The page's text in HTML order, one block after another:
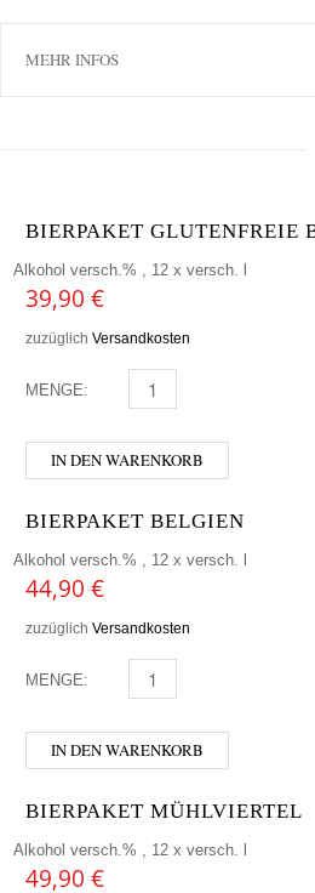
MEHR INFOS
BIERPAKET GLUTENFREIE
Alkohol versch.% , 12 x versch. l
39,90 €
zuzüglich Versandkosten
MENGE: BIERPAKET
IN DEN WARENKORB
BIERPAKET BELGIEN
Alkohol versch.% , 12 x versch. l
44,90 €
zuzüglich Versandkosten
MENGE: BIERPAKET BELGIEN
IN DEN WARENKORB
BIERPAKET MÜHLVIERTEL
Alkohol versch.% , 12 x versch. l
49,90 €